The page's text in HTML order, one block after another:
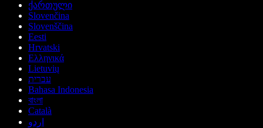
ქართული
Slovenčina
Slovenščina
Eesti
Hrvatski
Ελληνικά
Lietuvių
עברית
Bahasa Indonesia
বাংলা
Català
اردو